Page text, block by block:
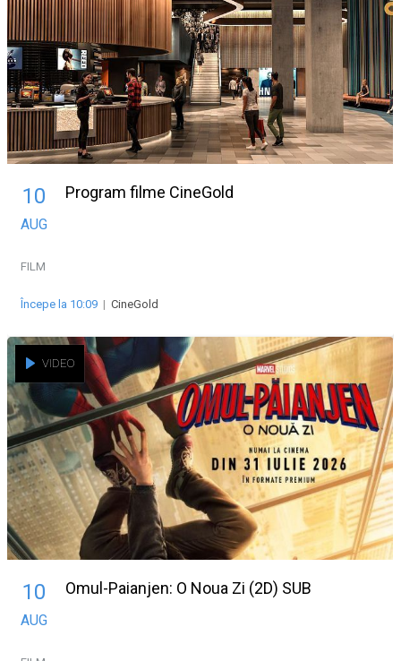
10
AUG
Program filme CineGold
FILM
Începe la 10:09 | CineGold
VIDEO
10
AUG
Omul-Paianjen: O Noua Zi (2D) SUB